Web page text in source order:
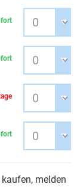
melden